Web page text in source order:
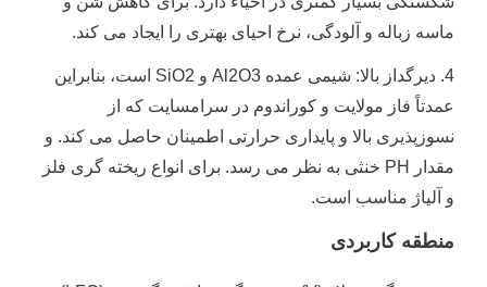
ماسه زباله و آلودگی، نرخ احیای بهتری را ایجاد می کند.
4. دیرگداز بالا: شیمی عمده Al2O3 و SiO2 است، بنابراین
عمدتاً فاز مولایت و کوراندوم در سرامسایت که از
نسوزپذیری بالا و پایداری حرارتی اطمینان حاصل می کند.و
مقدار PH خنثی به نظر می رسد.
برای انواع ریخته گری فلز
و آلیاژ مناسب است.
منطقه کاربردی